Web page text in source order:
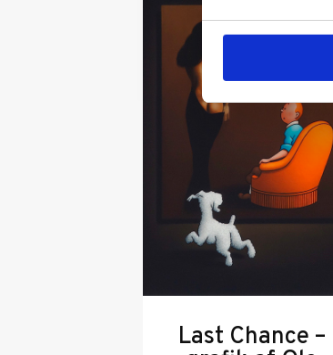
Last Chance –